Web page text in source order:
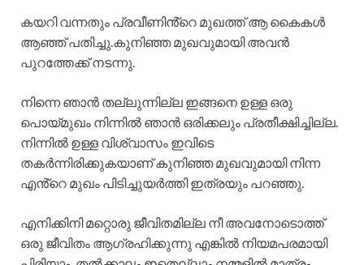
കയറി വന്നതും പ്രവീണിൻ്റെ മുഖത്ത് ആ കൈകൾ
ആഞ്ഞ് പതിച്ചു.കുനിഞ്ഞ മുഖവുമായി അവൻ
പുറത്തേക്ക് നടന്നു.
നിന്നെ ഞാൻ തല്ലുന്നില്ല ഇങ്ങനെ ഉള്ള ഒരു
പൊയ്മുഖം നിന്നിൽ ഞാൻ ഒരിക്കലും പ്രതീക്ഷിച്ചില്ല.
നിന്നിൽ ഉള്ള വിശ്വാസം ഇവിടെ
തകർന്നിരിക്കുകയാണ് കുനിഞ്ഞ മുഖവുമായി നിന്ന
എൻ്റെ മുഖം പിടിച്ചുയർത്തി ഇത്രയും പറഞ്ഞു.
എനിക്കിനി മറ്റൊരു ജീവിതമില്ല നീ അവനോടൊത്ത്
ഒരു ജീവിതം ആഗ്രഹിക്കുന്നു എങ്കിൽ നിയമപരമായി